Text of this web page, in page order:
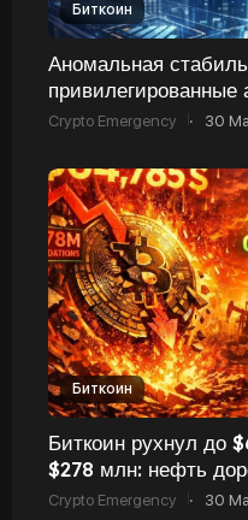
Биткоин
Аномальная
по волатильности
Crypto Emergency · 30
Биткоин
Биткоин рухнул до
$278 млн: нефть
готовится к
Crypto Emergency · 30